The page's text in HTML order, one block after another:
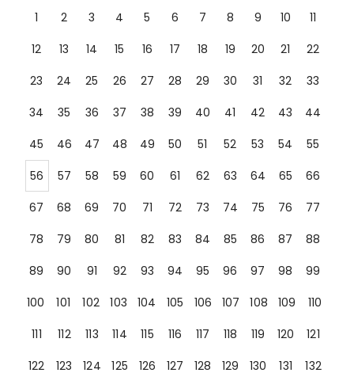
1 2 3 4 5 6 7 8 9 10
11
12
13 14 15 16 17 18 19 20 21
22
23
24 25 26 27 28 29 30 31 32
33
34
35 36 37 38 39 40 41 42 43
44
45
46 47 48 49 50 51 52 53 54
55
56
57 58 59 60 61 62 63 64 65
66
67
68 69 70 71 72 73 74 75 76
77
78
79 80 81 82 83 84 85 86 87
88
89
90 91 92 93 94 95 96 97 98
99
100
101 102 103 104 105 106 107 108 109
110
111
112 113 114 115 116 117 118 119 120
121
122
123 124 125 126 127 128 129 130 131
132